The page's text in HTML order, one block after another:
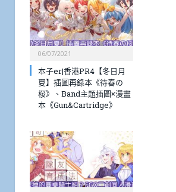
06/07/2021
本子er|香港PR4【冬日月
夏】插圖再錄本《待春の
桜》、Band主題插圖×漫畫
本《Gun&Cartridge》